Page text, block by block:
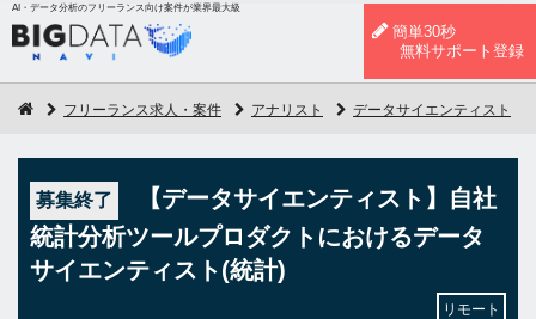
AI・データ分析のフリーランス向け案件が業界最大級
簡単30秒
無料サポート登録
フリーランス求人・案件 アナリスト データサイエンティスト
募集終了
【データサイエンティスト】自社
統計分析ツールプロダクトにおけるデータ
サイエンティスト(統計)
リモート